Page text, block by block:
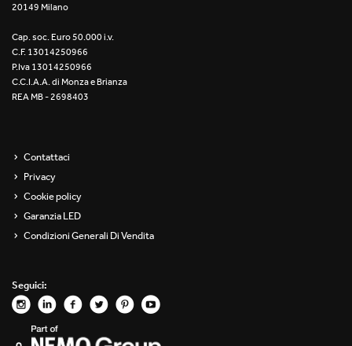
Re Low LED
Roll IOS
Unit 1X
Unit Channel
Unit Round
Yori Evo 48V
Yori Evo Box
20149 Milano
Cap. soc. Euro 50.000 i.v.
C.F. 13014250966
P.Iva 13014250966
C.C.I.A.A. di Monza e Brianza
REA MB - 2698403
Contattaci
Privacy
Cookie policy
Garanzia LED
Condizioni Generali Di Vendita
Seguici: